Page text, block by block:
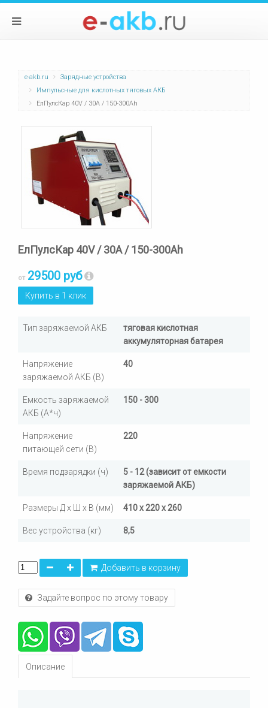
e-akb.ru
Зарядные устройства
Импульсные для кислотных тяговых АКБ
ЕлПулсКар 40V / 30А / 150-300Ah
ЕлПулсКар 40V / 30А / 150-300Ah
от 29500 руб
Купить в 1 клик
Тип заряжаемой АКБ
тяговая кислотная
аккумуляторная батарея
Напряжение
заряжаемой АКБ (В)
40
Емкость заряжаемой
АКБ (А*ч)
150 - 300
Напряжение
питающей сети (В)
220
Время подзарядки (ч)
5 - 12 (зависит от емкости
заряжаемой АКБ)
Размеры Д х Ш х В (мм) 410 х 220 х 260
Вес устройства (кг) 8,5
Добавить в корзину
Задайте вопрос по этому товару
Описание